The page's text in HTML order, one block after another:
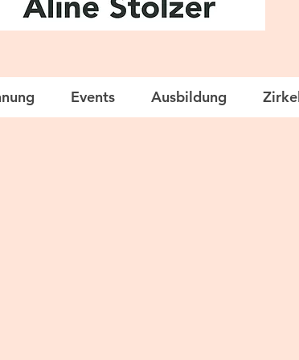
Events Ausbildung